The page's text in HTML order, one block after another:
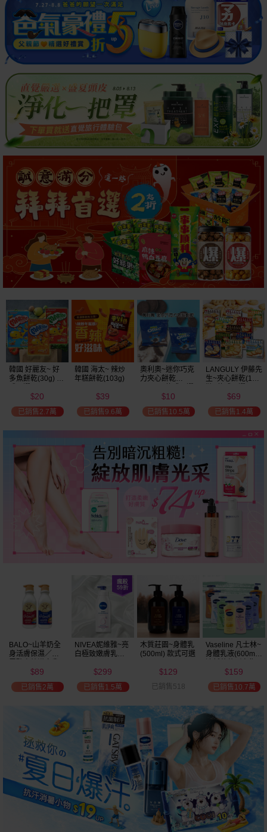
韓國 好麗友~ 好
多魚餅乾(30g) 款
$20
已銷售2.7萬
韓國 海太~ 辣炒
年糕餅乾(103g)
$39
已銷售9.6萬
奧利奧~迷你巧克
力夾心餅乾
美式賣場熱銷
$10
已銷售10.5萬
LANGULY 伊藤先
生~夾心餅乾(1盒
$69
已銷售1.4萬
BALO~山羊奶全
身活膚保濕／玻
液(550ml) 款式可
選
$89
已銷售2萬
NIVEA妮維雅~亮
白極致嫩膚乳液
$299
已銷售1.5萬
木質莊園~身體乳
(500ml) 款式可選
$129
已銷售518
Vaseline 凡士林~
身體乳液(600ml)
保濕鎖水／全方
位保濕鎖水／可
可油／薰衣草／
+E 款式可選
$159
已銷售10.7萬